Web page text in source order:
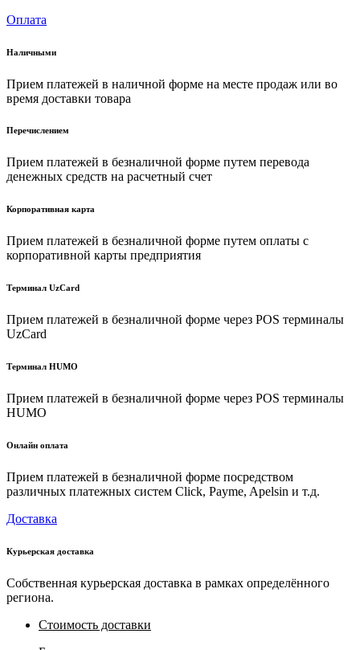
Оплата
Наличными
Прием платежей в наличной форме на месте продаж или во
время доставки товара
Перечислением
Прием платежей в безналичной форме путем перевода
денежных средств на расчетный счет
Корпоративная карта
Прием платежей в безналичной форме путем оплаты с
корпоративной карты предприятия
Терминал UzCard
Прием платежей в безналичной форме через POS терминалы
UzCard
Терминал HUMO
Прием платежей в безналичной форме через POS терминалы
HUMO
Онлайн оплата
Прием платежей в безналичной форме посредством
различных платежных систем Click, Payme, Apelsin и т.д.
Доставка
Курьерская доставка
Собственная курьерская доставка в рамках определённого
региона.
Стоимость доставки